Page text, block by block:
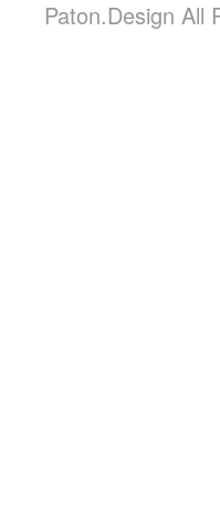
Paton.Design All